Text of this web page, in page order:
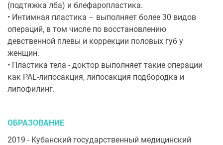
(подтяжка лба) и блефаропластика.
• Интимная пластика – выполняет более 30 видов
операций, в том числе по восстановлению
девственной плевы и коррекции половых губ у
женщин.
• Пластика тела - доктор выполняет такие операции
как PAL-липосакция, липосакция подбородка и
липофилинг.
ОБРАЗОВАНИЕ
2019 - Кубанский государственный медицинский